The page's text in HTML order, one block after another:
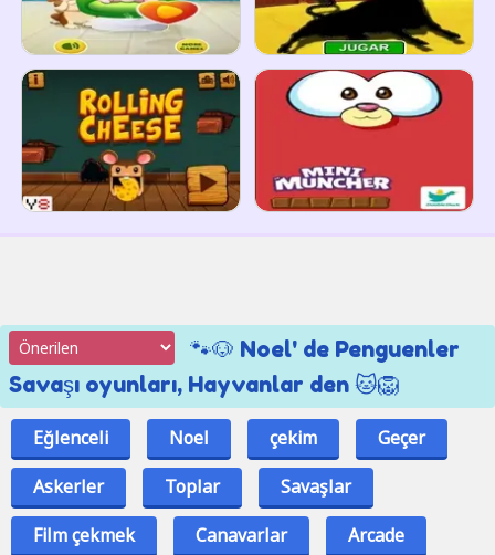
🐾🐶 Noel' de Penguenler
Savaşı oyunları, Hayvanlar den 🐱🦁
Eğlenceli Noel çekim
Geçer
Askerler
Toplar
Savaşlar
Film çekmek
Canavarlar
Arcade